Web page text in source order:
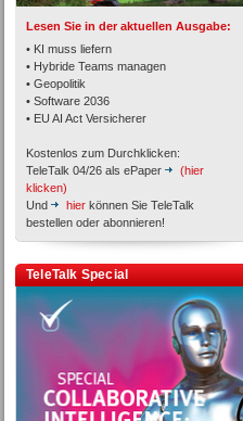
Lesen Sie in der aktuellen Ausgabe:
• KI muss liefern
• Hybride Teams managen
• Geopolitik
• Software 2036
• EU AI Act Versicherer
Kostenlos zum Durchklicken:
TeleTalk 04/26 als ePaper
(hier
klicken)
Und
hier können Sie TeleTalk
bestellen oder abonnieren!
TeleTalk Special
Workforce-Management
Personal
Personal